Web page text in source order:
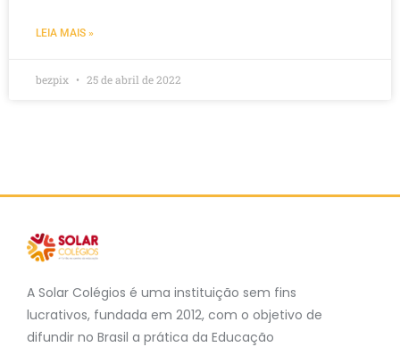
LEIA MAIS »
bezpix 25 de abril de 2022
A Solar Colégios é uma instituição sem fins
lucrativos, fundada em 2012, com o objetivo de
difundir no Brasil a prática da Educação